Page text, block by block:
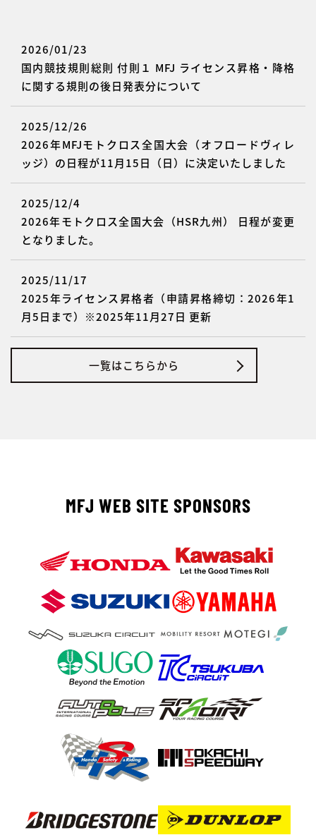
2026/01/23
国内競技規則総則 付則１ MFJ ライセンス昇格・降格
に関する規則の後日発表分について
2025/12/26
2026年MFJモトクロス全国大会（オフロードヴィレ
ッジ）の日程が11月15日（日）に決定いたしました
2025/12/4
2026年モトクロス全国大会（HSR九州） 日程が変更
となりました。
2025/11/17
2025年ライセンス昇格者（申請昇格締切：2026年1
月5日まで）※2025年11月27日 更新
一覧はこちらから
MFJ WEB SITE SPONSORS